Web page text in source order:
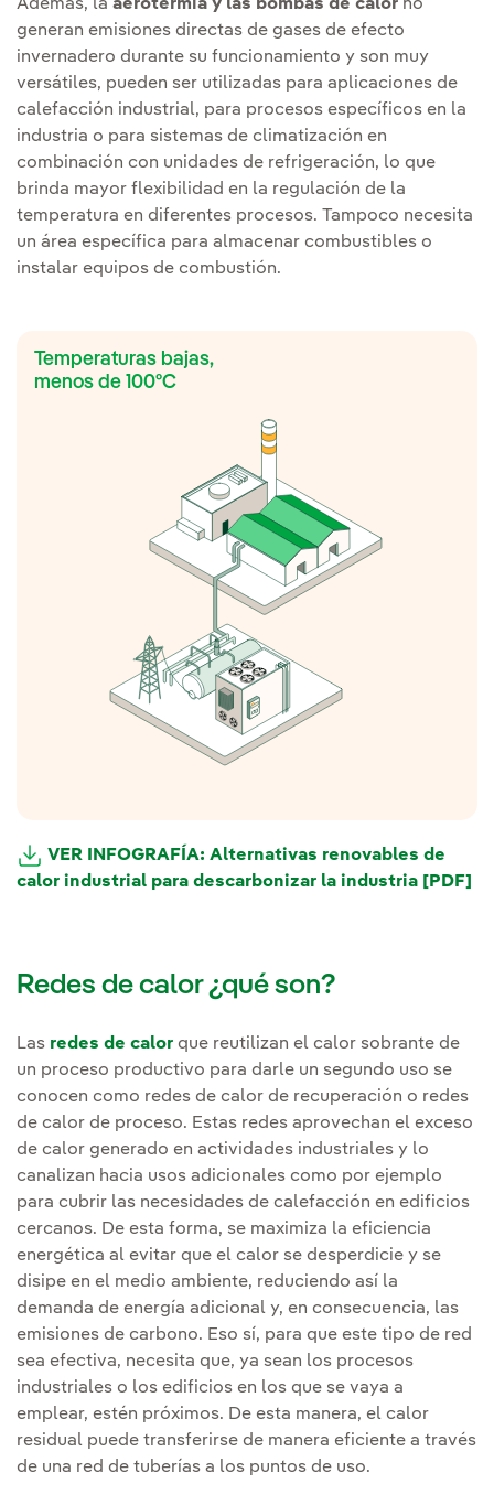
Además, la aerotermia y las bombas de calor no
generan emisiones directas de gases de efecto
invernadero durante su funcionamiento y son muy
versátiles, pueden ser utilizadas para aplicaciones de
calefacción industrial, para procesos específicos en la
industria o para sistemas de climatización en
combinación con unidades de refrigeración, lo que
brinda mayor flexibilidad en la regulación de la
temperatura en diferentes procesos. Tampoco necesita
un área específica para almacenar combustibles o
instalar equipos de combustión.
Temperaturas bajas,
menos de 100ºC
VER INFOGRAFÍA: Alternativas renovables de
calor industrial para descarbonizar la industria [PDF]
Redes de calor ¿qué son?
Las redes de calor que reutilizan el calor sobrante de
un proceso productivo para darle un segundo uso se
conocen como redes de calor de recuperación o redes
de calor de proceso. Estas redes aprovechan el exceso
de calor generado en actividades industriales y lo
canalizan hacia usos adicionales como por ejemplo
para cubrir las necesidades de calefacción en edificios
cercanos. De esta forma, se maximiza la eficiencia
energética al evitar que el calor se desperdicie y se
disipe en el medio ambiente, reduciendo así la
demanda de energía adicional y, en consecuencia, las
emisiones de carbono. Eso sí, para que este tipo de red
sea efectiva, necesita que, ya sean los procesos
industriales o los edificios en los que se vaya a
emplear, estén próximos. De esta manera, el calor
residual puede transferirse de manera eficiente a través
de una red de tuberías a los puntos de uso.